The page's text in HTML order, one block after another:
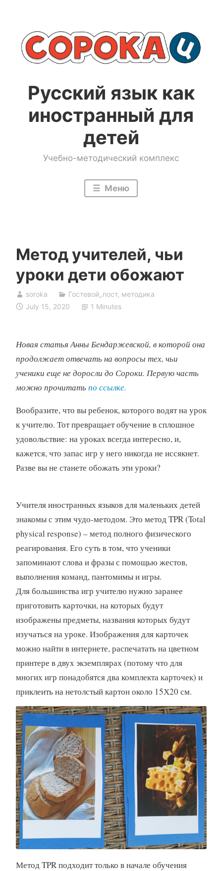
содержимому
Русский язык как
иностранный для
детей
Учебно-методический комплекс
Меню
Метод учителей, чьи
уроки дети обожают
soroka Гостевой_пост, методика
July 15, 2020
1 Minutes
Новая статья Анны Бендаржевской, в которой она
продолжает отвечать на вопросы тех, чьи
ученики еще не доросли до Сороки. Первую часть
можно прочитатьпо ссылке.
Вообразите, что вы ребенок, которого водят на урок
к учителю. Тот превращает обучение в сплошное
удовольствие: на уроках всегда интересно, и,
кажется, что запас игр у него никогда не иссякнет.
Разве вы не станете обожать эти уроки?
Учителя иностранных языков для маленьких детей
знакомы с этим чудо-методом. Это метод TPR (Total
physical response) – метод полного физического
реагирования. Его суть в том, что ученики
запоминают слова и фразы с помощью жестов,
выполнения команд, пантомимы и игры.
Для большинства игр учителю нужно заранее
приготовить карточки, на которых будут
изображены предметы, названия которых будут
изучаться на уроке. Изображения для карточек
можно найти в интернете, распечатать на цветном
принтере в двух экземплярах (потому что для
многих игр понадобятся два комплекта карточек) и
приклеить на нетолстый картон около 15Х20 см.
Метод TPR подходит только в начале обучения